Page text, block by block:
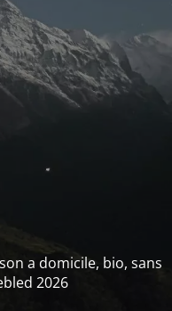
a domicile, bio, sans
2026